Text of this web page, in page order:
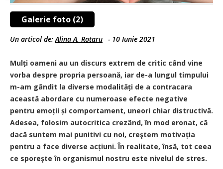
Galerie foto (2)
Un articol de: Alina A. Rotaru - 10 Iunie 2021
Mulți oameni au un discurs extrem de critic când vine
vorba despre propria persoană, iar de-a lungul timpului
m-am gândit la diverse modalități de a contracara
această abordare cu numeroase efecte negative
pentru emoții și comportament, uneori chiar distructivă.
Adesea, folosim autocritica crezând, în mod eronat, că
dacă suntem mai punitivi cu noi, creştem motivația
pentru a face diverse acțiuni. În realitate, însă, tot ceea
ce sporeşte în organismul nostru este nivelul de stres.